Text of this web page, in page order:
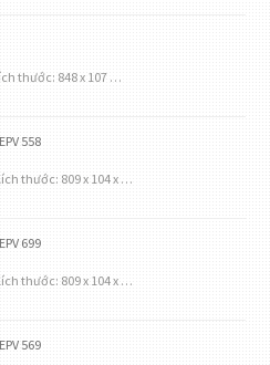
thước: 848 x 107 …
558
thước: 809 x 104 x …
699
thước: 809 x 104 x …
569